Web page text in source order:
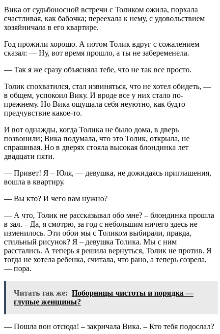
Вика от судьбоносной встречи с Толиком ожила, порхала
счастливая, как бабочка; переехала к нему, с удовольствием
хозяйничала в его квартире.
Год прожили хорошо. А потом Толик вдруг с сожалением
сказал: — Ну, вот время прошло, а ты не забеременела.
— Так я же сразу объясняла тебе, что не так все просто.
Толик спохватился, стал извиняться, что не хотел обидеть, —
в общем, успокоил Вику. И вроде все у них стало по-
прежнему. Но Вика ощущала себя неуютно, как будто
предчувствие какое-то.
И вот однажды, когда Толика не было дома, в дверь
позвонили; Вика подумала, что это Толик, открыла, не
спрашивая. Но в дверях стояла высокая блондинка лет
двадцати пяти.
— Привет! Я – Юля, — девушка, не дожидаясь приглашения,
вошла в квартиру.
— Вы кто? И чего вам нужно?
— А что, Толик не рассказывал обо мне? – блондинка прошла
в зал. – Да, я смотрю, за год с небольшим ничего здесь не
изменилось. Эти обои мы с Толиком выбирали, правда,
стильный рисунок? Я – девушка Толика. Мы с ним
расстались. А теперь я решила вернуться, Толик не против. Я
тогда не хотела ребенка, считала, что рано, а теперь созрела,
— пора.
Читать так же: Поборницы чистоты и порядка —
глупые женщины?
— Пошла вон отсюда! – закричала Вика. – Кто тебя подослал?